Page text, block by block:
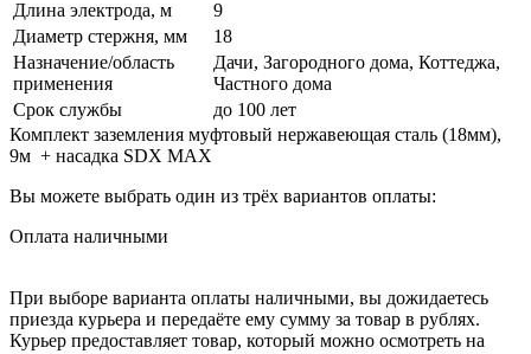
Длина электрода, м
9
Диаметр стержня, мм
18
Назначение/область
применения
Дачи, Загородного дома, Коттеджа,
Частного дома
Срок службы
до 100 лет
Комплект заземления муфтовый нержавеющая сталь (18мм),
9м + насадка SDX MAX
Вы можете выбрать один из трёх вариантов оплаты:
Оплата наличными
При выборе варианта оплаты наличными, вы дожидаетесь
приезда курьера и передаёте ему сумму за товар в рублях.
Курьер предоставляет товар, который можно осмотреть на